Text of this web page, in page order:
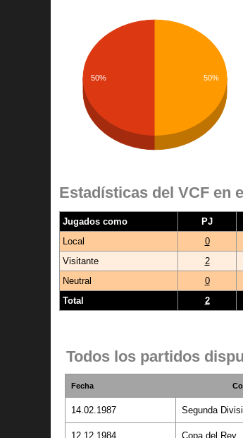
50% 50%
Estadísticas del VCF en
Jugados como PJ
Local
0
Visitante
2
Neutral
0
Total
2
Todos los partidos
Fecha
14.02.1987 Segunda
12.12.1984 Copa del Rey